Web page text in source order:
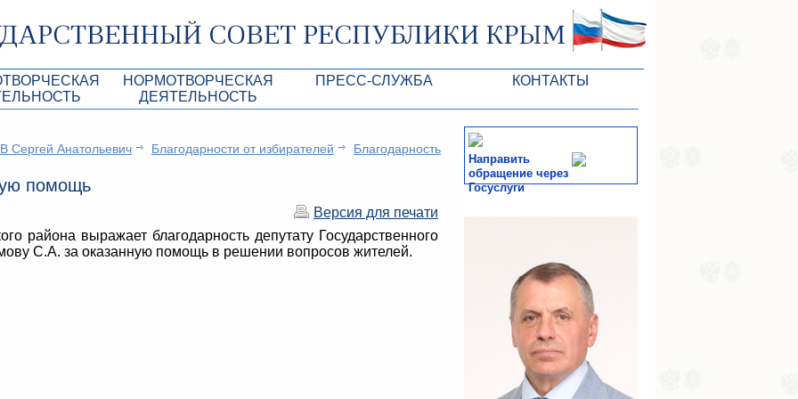
Крым
антикоррупционная экспертиза
НОРМОТВОРЧЕСКАЯ
ДЕЯТЕЛЬНОСТЬ
Повестки дня
Проекты нормативных правовых и иных актов ГС
РК
ПРЕСС-СЛУЖБА
Лента новостей
Аккредитация СМИ
Контакты пресс-службы
КОНТАКТЫ
Анатольевич Благодарности от избирателей
Благодарность
помощь
Версия для печати
района выражает благодарность депутату Государственного
С.А. за оказанную помощь в решении вопросов жителей.
Направить
обращение через
Госуслуги